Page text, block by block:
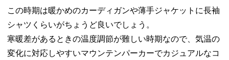
この時期は暖かめのカーディガンや薄手ジャケットに長袖
シャツくらいがちょうど良いでしょう。
寒暖差があるときの温度調節が難しい時期なので、気温の
変化に対応しやすいマウンテンパーカーでカジュアルなコ